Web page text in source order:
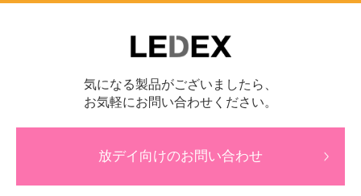
気になる製品がございましたら、
お気軽にお問い合わせください。
放デイ向けのお問い合わせ